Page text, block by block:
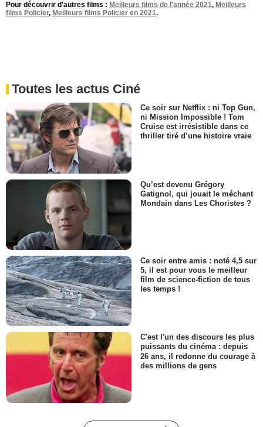
Pour découvrir d'autres films : Meilleurs films de l'année 2021, Meilleurs
films Policier, Meilleurs films Policier en 2021.
Toutes les actus Ciné
Ce soir sur Netflix : ni Top Gun,
ni Mission Impossible ! Tom
Cruise est irrésistible dans ce
thriller tiré d’une histoire vraie
Qu’est devenu Grégory
Gatignol, qui jouait le méchant
Mondain dans Les Choristes ?
Ce soir entre amis : noté 4,5 sur
5, il est pour vous le meilleur
film de science-fiction de tous
les temps !
C'est l'un des discours les plus
puissants du cinéma : depuis
26 ans, il redonne du courage à
des millions de gens